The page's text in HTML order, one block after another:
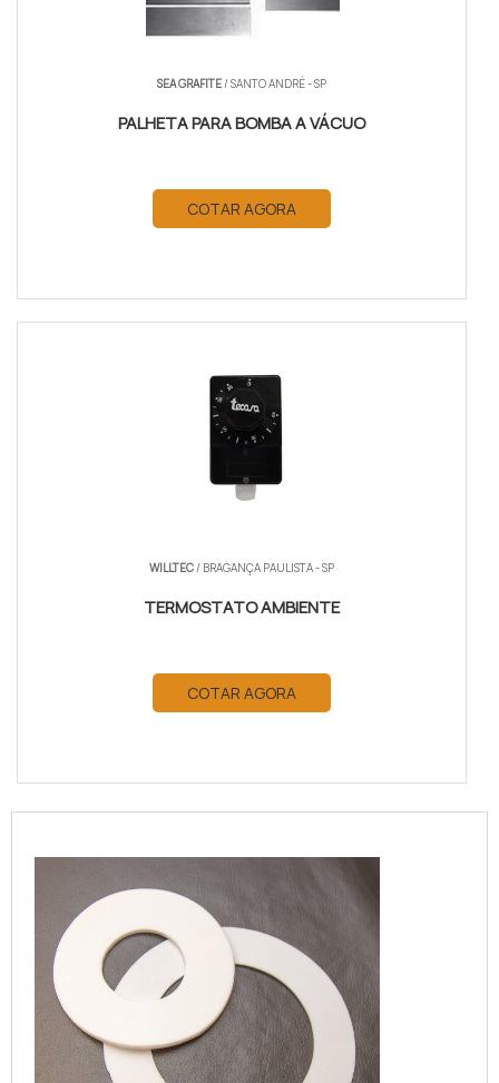
SEA GRAFITE/ SANTO ANDRÉ - SP
PALHETA PARA BOMBA A VÁCUO
COTAR AGORA
WILLTEC/ BRAGANÇA PAULISTA - SP
TERMOSTATO AMBIENTE
COTAR AGORA